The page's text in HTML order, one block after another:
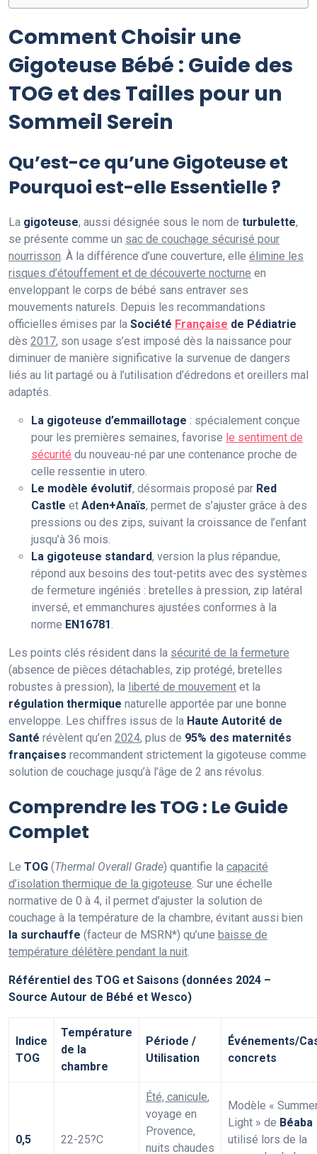
Comment Choisir une
Gigoteuse Bébé : Guide des
TOG et des Tailles pour un
Sommeil Serein
Qu’est-ce qu’une Gigoteuse et
Pourquoi est-elle Essentielle ?
La gigoteuse, aussi désignée sous le nom de turbulette,
se présente comme un sac de couchage sécurisé pour
nourrisson. À la différence d’une couverture, elle élimine les
risques d’étouffement et de découverte nocturne en
enveloppant le corps de bébé sans entraver ses
mouvements naturels. Depuis les recommandations
officielles émises par la Société Française de Pédiatrie
dès 2017, son usage s’est imposé dès la naissance pour
diminuer de manière significative la survenue de dangers
liés au lit partagé ou à l’utilisation d’édredons et oreillers mal
adaptés.
La gigoteuse d’emmaillotage : spécialement conçue
pour les premières semaines, favorise le sentiment de
sécurité du nouveau-né par une contenance proche de
celle ressentie in utero.
Le modèle évolutif, désormais proposé par Red
Castle et Aden+Anaïs, permet de s’ajuster grâce à des
pressions ou des zips, suivant la croissance de l’enfant
jusqu’à 36 mois.
La gigoteuse standard, version la plus répandue,
répond aux besoins des tout-petits avec des systèmes
de fermeture ingéniés : bretelles à pression, zip latéral
inversé, et emmanchures ajustées conformes à la
norme EN16781.
Les points clés résident dans la sécurité de la fermeture
(absence de pièces détachables, zip protégé, bretelles
robustes à pression), la liberté de mouvement et la
régulation thermique naturelle apportée par une bonne
enveloppe. Les chiffres issus de la Haute Autorité de
Santé révèlent qu’en 2024, plus de 95% des maternités
françaises recommandent strictement la gigoteuse comme
solution de couchage jusqu’à l’âge de 2 ans révolus.
Comprendre les TOG : Le Guide
Complet
Le TOG (Thermal Overall Grade) quantifie la capacité
d’isolation thermique de la gigoteuse. Sur une échelle
normative de 0 à 4, il permet d’ajuster la solution de
couchage à la température de la chambre, évitant aussi bien
la surchauffe (facteur de MSRN*) qu’une baisse de
température délétère pendant la nuit.
Référentiel des TOG et Saisons (données 2024 –
Source Autour de Bébé et Wesco)
Indice
TOG
Température
de la
chambre
Période /
Utilisation
Événements/
concrets
0,5 22-25?C
Été, canicule,
voyage en
Provence,
nuits chaudes
Modèle «
Light » de Béaba
utilisé lors de la